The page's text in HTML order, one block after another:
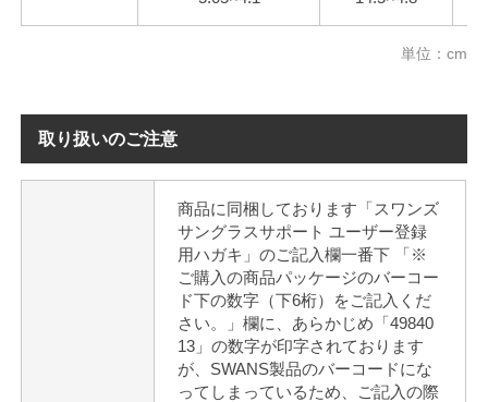
単位：cm
取り扱いのご注意
商品に同梱しております「スワンズ
サングラスサポート ユーザー登録
用ハガキ」のご記入欄一番下 「※
ご購入の商品パッケージのバーコー
ド下の数字（下6桁）をご記入くだ
さい。」欄に、あらかじめ「49840
13」の数字が印字されております
が、SWANS製品のバーコードにな
ってしまっているため、ご記入の際